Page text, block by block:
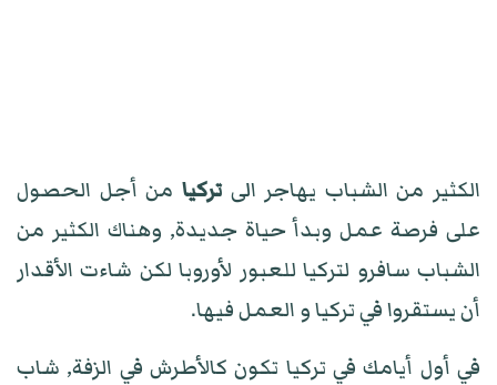
الكثير من الشباب يهاجر الىتركيا من أجل الحصول
على فرصة عمل وبدأ حياة جديدة, وهناك الكثير من
الشباب سافرو لتركيا للعبور لأوروبا لكن شاءت الأقدار
أن يستقروا في تركيا و العمل فيها.
في أول أيامك في تركيا تكون كالأطرش في الزفة, شاب